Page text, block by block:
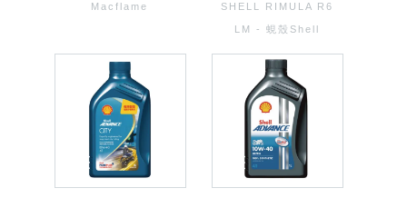
Macflame SHELL RIMULA R6
LM - 蜆殼Shell